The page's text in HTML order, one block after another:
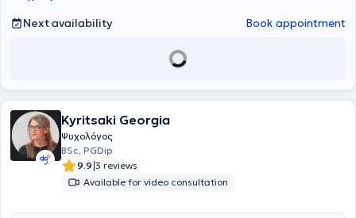
Next availability
Book appointment
Kyritsaki Georgia
Ψυχολόγος
BSc, PGDip
9.9|3 reviews
Available for video consultation